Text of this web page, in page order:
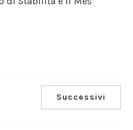
Successivi